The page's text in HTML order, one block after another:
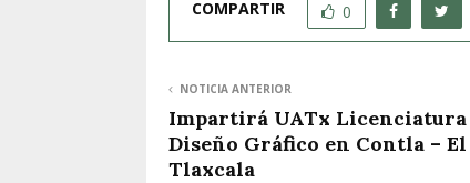
COMPARTIR 0
NOTICIA ANTERIOR
Impartirá UATx Licenciatura
Diseño Gráfico en Contla – El
Tlaxcala